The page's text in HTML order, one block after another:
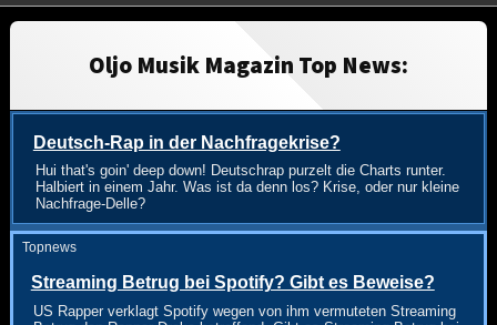
Oljo Musik Magazin Top News:
Deutsch-Rap in der Nachfragekrise?
Hui that's goin' deep down! Deutschrap purzelt die Charts runter.
Halbiert in einem Jahr. Was ist da denn los? Krise, oder nur kleine
Nachfrage-Delle?
Topnews
Streaming Betrug bei Spotify? Gibt es Beweise?
US Rapper verklagt Spotify wegen von ihm vermuteten Streaming